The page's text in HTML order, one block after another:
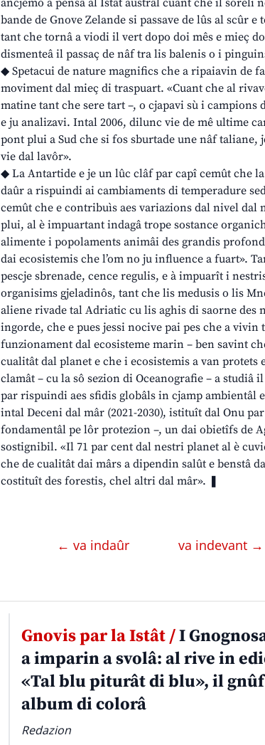
ancjemò a pensâ al Istât austrâl cuant che il soreli
bande de Gnove Zelande si passave de lûs al scûr
tant che tornâ a viodi il vert dopo doi mês e mieç
dismenteâ il passaç de nâf tra lis balenis o i
◆ Spetacui de nature magnifics che a ripaiavin de
moviment dal mieç di traspuart. «Cuant che al
matine tant che sere tart –, o cjapavi sù i
e ju analizavi. Intal 2006, dilunc vie de mê ultime
pont plui a Sud che si fos sburtade une nâf
vie dal lavôr».
◆ La Antartide e je un lûc clâf par capî cemût che
daûr a rispuindi ai cambiaments di temperadure
cemût che e contribuìs aes variazions dal nivel
plui, al è impuartant indagâ trope sostance
alimente i popolaments animâi des grandis
dai ecosistemis che l’om no ju influence a fuart».
pescje sbrenade, cence regulis, e à impuarît i
organisims gjeladinôs, tant che lis medusis o lis
aliene rivade tal Adriatic cu lis aghis di saorne des
ingorde, che e pues jessi nocive pai pes che a
funzionament dal ecosisteme marin – ben savint
cualitât dal planet e che i ecosistemis a van protets
clamât – cu la sô sezion di Oceanografie – a
par rispuindi aes sfidis globâls in cjamp ambientâl
intal Deceni dal mâr (2021-2030), istituît dal Onu
fondamentâl pe lôr protezion –, un dai obietîfs de
sostignibil. «Il 71 par cent dal nestri planet al è
che de cualitât dai mârs a dipendin salût e benstâ
costituît des forestis, chel altri dal mâr». ❚
← va indaûr va indevant →
Gnovis par la Istât /I
a imparin a svolâ: al rive in
«Tal blu piturât di blu», il gnûf
album di colorâ
Redazion